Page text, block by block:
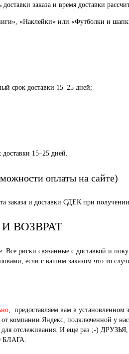
заказа и время доставки
«Наклейки» или «Футболки и
срок доставки 15–25 дней;
15–25 дней.
оплаты на сайте)
заказа и доставки СДЕК при
ВОЗВРАТ
Все риски связанные с доставкой
если с вашим заказом что то
, предоставляем вам в установленном
Яндекс, подключенной у
номер для отслеживания. И еще